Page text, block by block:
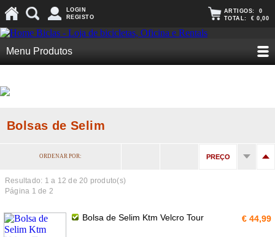
LOGIN
REGISTO
ARTIGOS: 0
TOTAL: € 0,00
Menu Produtos
Bolsas de Selim
ORDENAR POR: PREÇO
Resultado: 1 a 12 de 20 produto(s)
Página 1 de 2
Bolsa de Selim Ktm Velcro Tour € 44,99